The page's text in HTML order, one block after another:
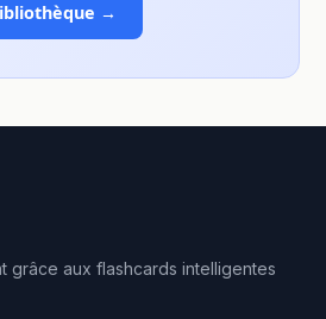
→
grâce aux flashcards intelligentes